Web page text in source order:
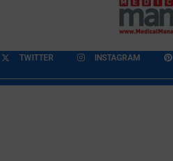
TWITTER INSTAGRAM